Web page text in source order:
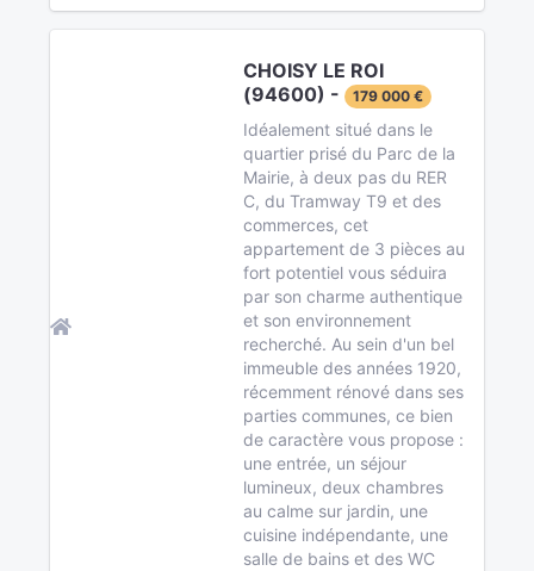
CHOISY LE ROI
(94600) -
179 000 €
Idéalement situé dans le
quartier prisé du Parc de la
Mairie, à deux pas du RER
C, du Tramway T9 et des
commerces, cet
appartement de 3 pièces au
fort potentiel vous séduira
par son charme authentique
et son environnement
recherché. Au sein d'un bel
immeuble des années 1920,
récemment rénové dans ses
parties communes, ce bien
de caractère vous propose :
une entrée, un séjour
lumineux, deux chambres
au calme sur jardin, une
cuisine indépendante, une
salle de bains et des WC